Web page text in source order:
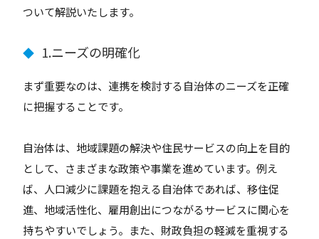
ついて解説いたします。
◆ 1.ニーズの明確化
まず重要なのは、連携を検討する自治体のニーズを正確
に把握することです。
自治体は、地域課題の解決や住民サービスの向上を目的
として、さまざまな政策や事業を進めています。例え
ば、人口減少に課題を抱える自治体であれば、移住促
進、地域活性化、雇用創出につながるサービスに関心を
持ちやすいでしょう。また、財政負担の軽減を重視する